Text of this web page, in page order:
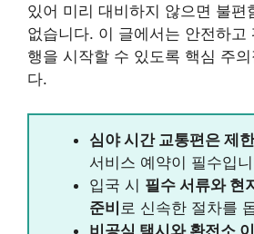
있어 미리 대비하지 않으면 불편
없습니다. 이 글에서는 안전하고
행을 시작할 수 있도록 핵심 주
다.
심야 시간 교통편은 제
서비스 예약이 필수입
입국 시 필수 서류와 현
준비 로 신속한 절차를